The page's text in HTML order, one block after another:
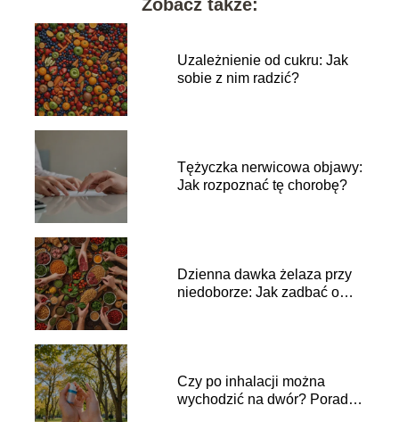
Zobacz także:
Uzależnienie od cukru: Jak
sobie z nim radzić?
Tężyczka nerwicowa objawy:
Jak rozpoznać tę chorobę?
Dzienna dawka żelaza przy
niedoborze: Jak zadbać o
Czy po inhalacji można
wychodzić na dwór? Porady i